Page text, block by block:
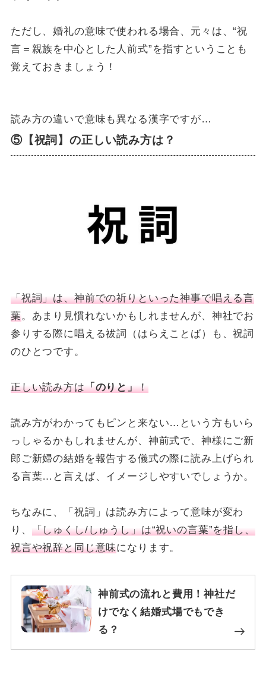
ただし、婚礼の意味で使われる場合、元々は、“祝
言＝親族を中心とした人前式”を指すということも
覚えておきましょう！
読み方の違いで意味も異なる漢字ですが…
⑤【祝詞】の正しい読み方は？
「祝詞」は、神前での祈りといった神事で唱える言
葉。あまり見慣れないかもしれませんが、神社でお
参りする際に唱える祓詞（はらえことば）も、祝詞
のひとつです。
正しい読み方は「のりと」！
読み方がわかってもピンと来ない…という方もいら
っしゃるかもしれませんが、神前式で、神様にご新
郎ご新婦の結婚を報告する儀式の際に読み上げられ
る言葉…と言えば、イメージしやすいでしょうか。
ちなみに、「祝詞」は読み方によって意味が変わ
り、 「しゅくし/しゅうし」は“祝いの言葉”を指し、
祝言や祝辞と同じ意味になります。
神前式の流れと費用！神社だ
けでなく結婚式場でもでき
る？